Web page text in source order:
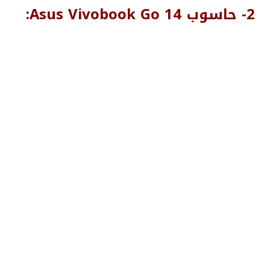
2- حاسوب Asus Vivobook Go 14: